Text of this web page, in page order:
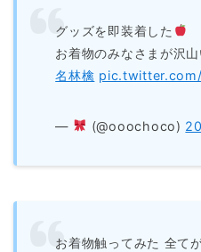
グッズを即装着した
お着物のみなさまが沢
名林檎
— (@ooochoco)
お着物触ってみた 全て